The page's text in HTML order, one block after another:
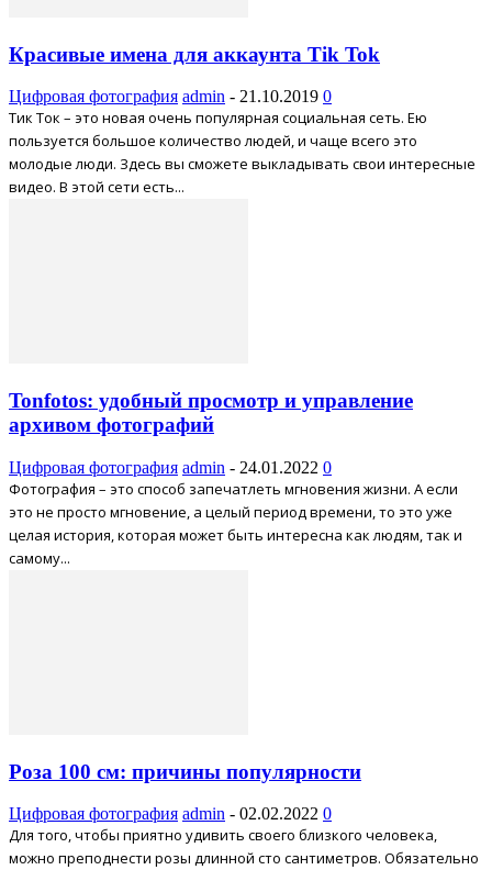
Красивые имена для аккаунта Tik Tok
Цифровая фотография admin - 21.10.2019 0
Тик Ток – это новая очень популярная социальная сеть. Ею
пользуется большое количество людей, и чаще всего это
молодые люди. Здесь вы сможете выкладывать свои интересные
видео. В этой сети есть...
Tonfotos: удобный просмотр и управление
архивом фотографий
Цифровая фотография admin - 24.01.2022 0
Фотография – это способ запечатлеть мгновения жизни. А если
это не просто мгновение, а целый период времени, то это уже
целая история, которая может быть интересна как людям, так и
самому...
Роза 100 см: причины популярности
Цифровая фотография admin - 02.02.2022 0
Для того, чтобы приятно удивить своего близкого человека,
можно преподнести розы длинной сто сантиметров. Обязательно